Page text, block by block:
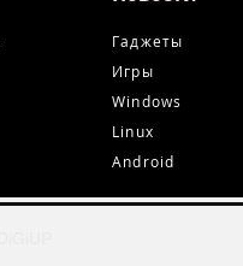
Гаджеты
Игры
Windows
Linux
Android